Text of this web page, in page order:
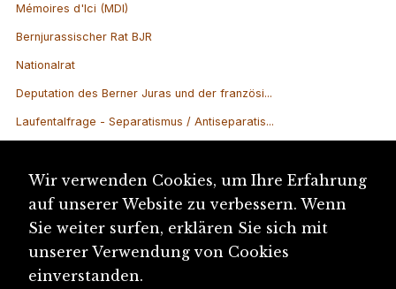
Mémoires d'Ici (MDI)
Bernjurassischer Rat BJR
Nationalrat
Deputation des Berner Juras und der französi...
Laufentalfrage - Separatismus / Antiseparatis...
Absichtserklärung zur Lösung der Jurafrage ...
Atelier de gravure Moutier / Atelier für Gra...
Wir verwenden Cookies, um Ihre Erfahrung
auf unserer Website zu verbessern. Wenn
Sie weiter surfen, erklären Sie sich mit
unserer Verwendung von Cookies
einverstanden.